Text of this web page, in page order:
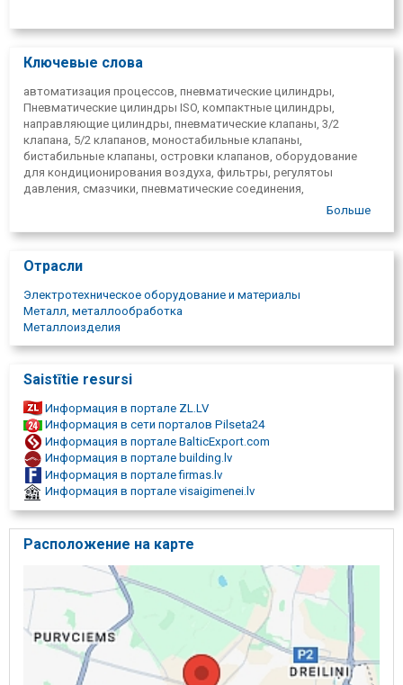
технического обслуживания и усовершенствования
деталей с использованием современных 3D-технологий.
Ключевые слова
автоматизация процессов, пневматические цилиндры,
Пневматические цилиндры ISO, компактные цилиндры,
направляющие цилиндры, пневматические клапаны, 3/2
клапана, 5/2 клапанов, моностабильные клапаны,
бистабильные клапаны, островки клапанов, оборудование
для кондиционирования воздуха, фильтры, регулятоы
давления, смазчики, пневматические соединения,
пневматические трубы, пневматические шланги, вакуумные
вакуумные клапаны, оборудование для контроля
сенсоры, пневматические датчики, фотоэлектрические
клапанами, шаровые клапаны, поворотные затворы,
пневматические вибраторы, электрические вибраторы,
электронные компоненты, промышленные разъемы, кнопки
управления, выключатели, электродвигатели, редукторы,
автоматизации, нестандартные компоненты, индивидуальные
решения, промышленные компоненты, 3D печатание, 3D
моделирование, Печать MJF, SLS-печать, SLA-печать,
Обработка на станках с ЧПУ, фрезерование пластмассы,
фрезеровка металла, производство деталей, разработка
прототипа, консультации по материалам, CorePro.
Больше
Отрасли
Электротехническое оборудование и материалы
Металл, металлообработка
Металлоизделия
Saistītie resursi
Информация в портале ZL.LV
Информация в сети порталов Pilseta24
Информация в портале BalticExport.com
Информация в портале building.lv
Информация в портале firmas.lv
Информация в портале visaigimenei.lv
Расположение на карте